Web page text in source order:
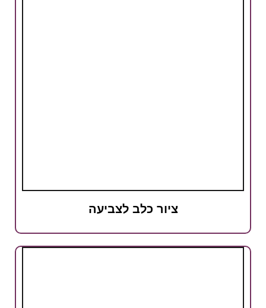
ציור כלב לצביעה